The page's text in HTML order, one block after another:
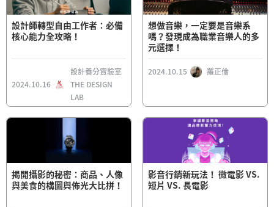
設計師轉型自由工作者：必備
核心能力全攻略！
2024.10.16
設計養分實驗室
THE DESIGN
LAB
想做音樂，一定要是音樂系
嗎？發現成為職業音樂人的多
元選擇！
2024.10.15 羅正倫
揭開攝影的秘密：商品、人像
與美食的構圖與佈光大比拼！
影音行銷新玩法！ 微電影 VS.
短片 VS. 長電影